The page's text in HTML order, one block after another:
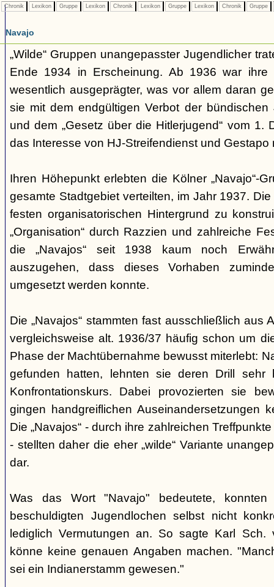
Chronik Lexikon Gruppe Lexikon Chronik Lexikon Gruppe Lexikon Chronik Gruppe
Navajo
„Wilde“ Gruppen unangepasster Jugendlicher
Ende 1934 in Erscheinung. Ab 1936 war ihre
wesentlich ausgeprägter, was vor allem daran
sie mit dem endgültigen Verbot der
und dem „Gesetz über die Hitlerjugend“ vom 1.
das Interesse von HJ-Streifendienst und Gestapo
Ihren Höhepunkt erlebten die Kölner „Navajo“-
gesamte Stadtgebiet verteilten, im Jahr 1937.
festen organisatorischen Hintergrund zu
„Organisation“ durch Razzien und zahlreiche
die „Navajos“ seit 1938 kaum noch
auszugehen, dass dieses Vorhaben
umgesetzt werden konnte.
Die „Navajos“ stammten fast ausschließlich aus
vergleichsweise alt. 1936/37 häufig schon um
Phase der Machtübernahme bewusst miterlebt:
gefunden hatten, lehnten sie deren Drill
Konfrontationskurs. Dabei provozierten sie
gingen handgreiflichen Auseinandersetzungen
Die „Navajos“ - durch ihre zahlreichen
- stellten daher die eher „wilde“ Variante
dar.
Was das Wort "Navajo" bedeutete, konnten
beschuldigten Jugendlochen selbst nicht
lediglich Vermutungen an. So sagte Karl
könne keine genauen Angaben machen.
sei ein Indianerstamm gewesen."